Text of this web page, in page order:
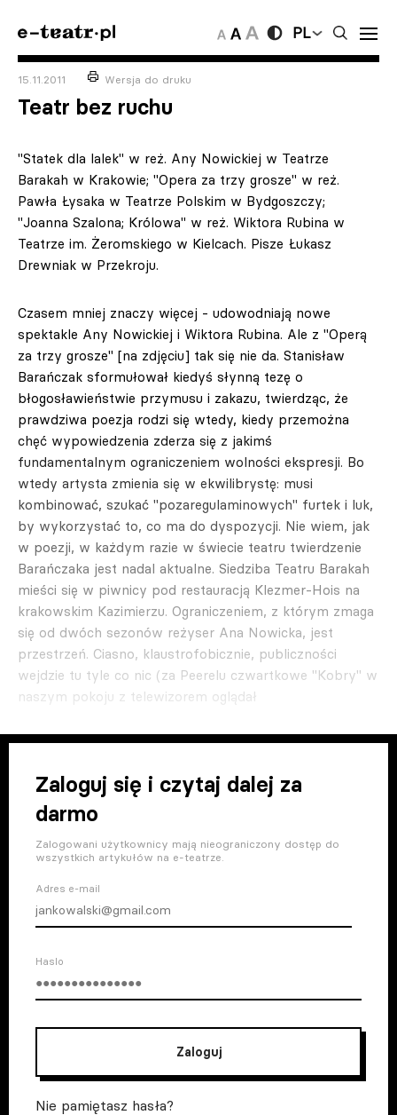
PL
15.11.2011 Wersja do druku
Teatr bez ruchu
"Statek dla lalek" w reż. Any Nowickiej w Teatrze
Barakah w Krakowie; "Opera za trzy grosze" w reż.
Pawła Łysaka w Teatrze Polskim w Bydgoszczy;
"Joanna Szalona; Królowa" w reż. Wiktora Rubina w
Teatrze im. Żeromskiego w Kielcach. Pisze Łukasz
Drewniak w Przekroju.
Czasem mniej znaczy więcej - udowodniają nowe
spektakle Any Nowickiej i Wiktora Rubina. Ale z "Operą
za trzy grosze" [na zdjęciu] tak się nie da. Stanisław
Barańczak sformułował kiedyś słynną tezę o
błogosławieństwie przymusu i zakazu, twierdząc, że
prawdziwa poezja rodzi się wtedy, kiedy przemożna
chęć wypowiedzenia zderza się z jakimś
fundamentalnym ograniczeniem wolności ekspresji. Bo
wtedy artysta zmienia się w ekwilibrystę: musi
kombinować, szukać "pozaregulaminowych" furtek i luk,
by wykorzystać to, co ma do dyspozycji. Nie wiem, jak
w poezji, w każdym razie w świecie teatru twierdzenie
Barańczaka jest nadal aktualne. Siedziba Teatru Barakah
mieści się w piwnicy pod restauracją Klezmer-Hois na
krakowskim Kazimierzu. Ograniczeniem, z którym zmaga
się od dwóch sezonów reżyser Ana Nowicka, jest
przestrzeń. Ciasno, klaustrofobicznie, publiczności
wejdzie tu tyle co nic (za Peerelu czwartkowe "Kobry" w
naszym pokoju z telewizorem oglądał
Zaloguj się i czytaj dalej za
darmo
Zalogowani użytkownicy mają nieograniczony dostęp do
wszystkich artykułów na e-teatrze.
Adres e-mail
Haslo
Zaloguj
Nie pamiętasz hasła?